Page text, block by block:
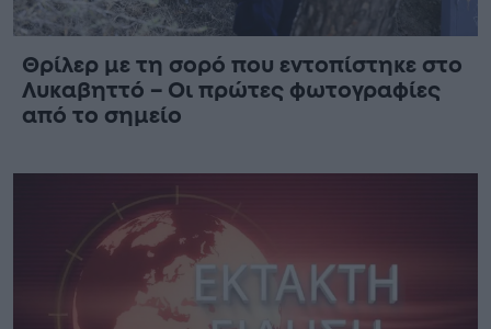
Θρίλερ με τη σορό που εντοπίστηκε στο
Λυκαβηττό – Οι πρώτες φωτογραφίες
από το σημείο